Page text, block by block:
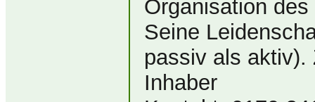
Organisation
Seine
passiv als aktiv).
Inhaber